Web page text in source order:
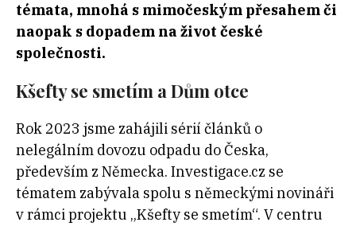
témata, mnohá s mimočeským přesahem či
naopak s dopadem na život české
společnosti.
Kšefty se smetím a Dům otce
Rok 2023 jsme zahájili sérií článků o
nelegálním dovozu odpadu do Česka,
především z Německa. Investigace.cz se
tématem zabývala spolu s německými novináři
v rámci projektu „Kšefty se smetím“. V centru